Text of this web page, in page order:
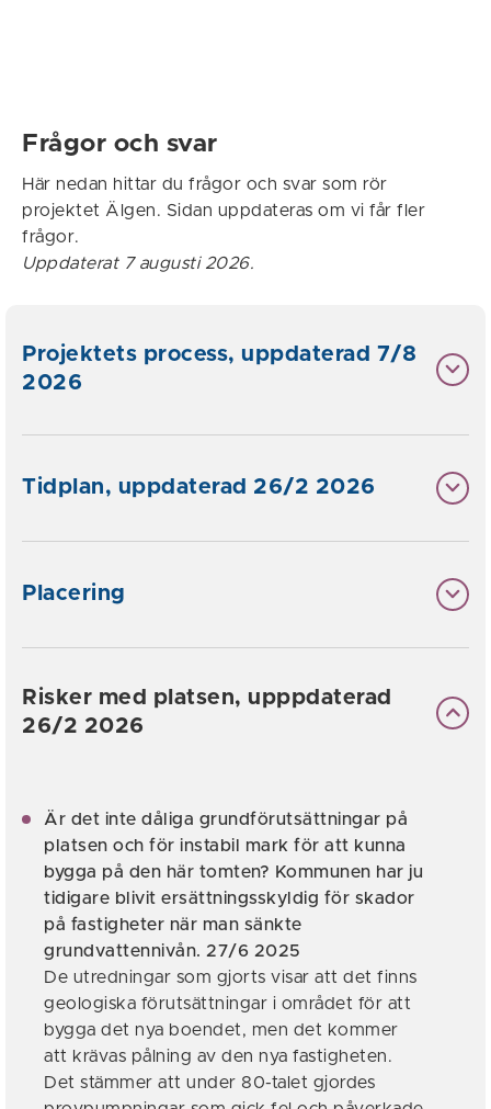
Frågor och svar
Här nedan hittar du frågor och svar som rör
projektet Älgen. Sidan uppdateras om vi får fler
frågor.
Uppdaterat 7 augusti 2026.
Projektets process, uppdaterad 7/8
2026
Tidplan, uppdaterad 26/2 2026
Placering
Risker med platsen, upppdaterad
26/2 2026
Är det inte dåliga grundförutsättningar på
platsen och för instabil mark för att kunna
bygga på den här tomten? Kommunen har ju
tidigare blivit ersättningsskyldig för skador
på fastigheter när man sänkte
grundvattennivån. 27/6 2025
De utredningar som gjorts visar att det finns
geologiska förutsättningar i området för att
bygga det nya boendet, men det kommer
att krävas pålning av den nya fastigheten.
Det stämmer att under 80-talet gjordes